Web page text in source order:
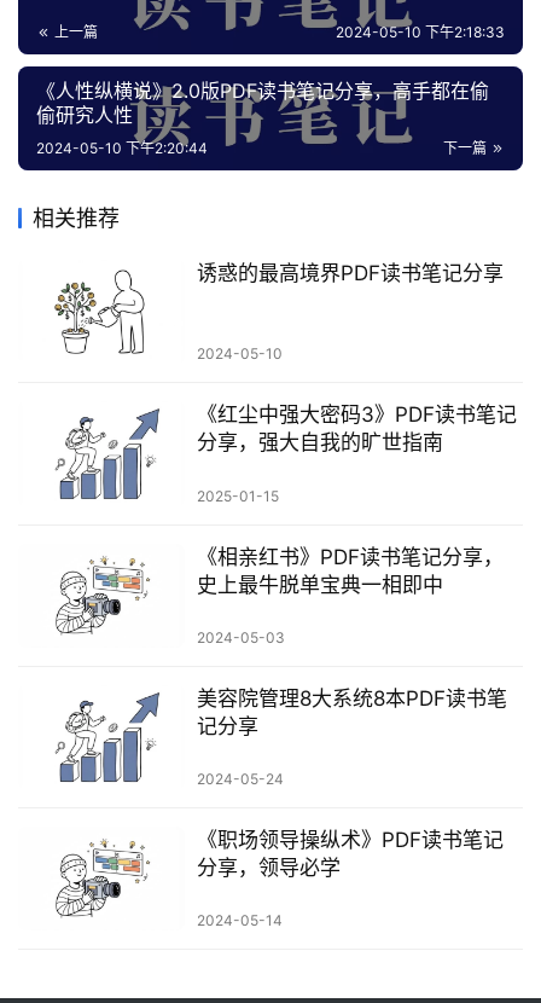
上一篇 2024-05-10 下午2:18:33
《人性纵横说》2.0版PDF读书笔记分享，高手都在偷
偷研究人性
下一篇
2024-05-10 下午2:20:44
相关推荐
诱惑的最高境界PDF读书笔记分享
2024-05-10
《红尘中强大密码3》PDF读书笔记
分享，强大自我的旷世指南
2025-01-15
《相亲红书》PDF读书笔记分享，
史上最牛脱单宝典一相即中
2024-05-03
美容院管理8大系统8本PDF读书笔
记分享
2024-05-24
《职场领导操纵术》PDF读书笔记
分享，领导必学
2024-05-14